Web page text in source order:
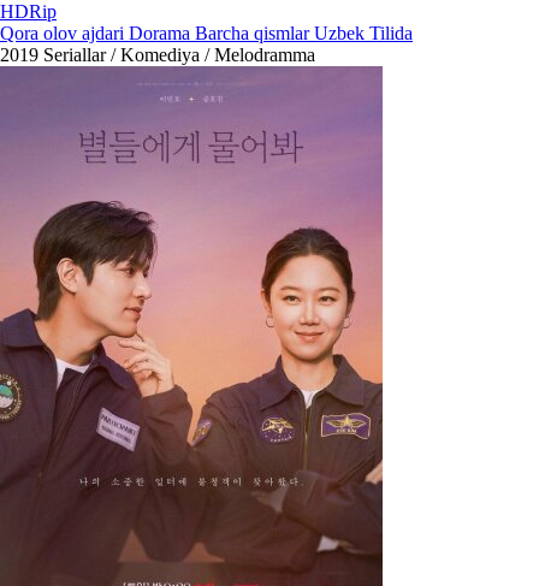
HDRip
Qora olov ajdari Dorama Barcha qismlar Uzbek Tilida
2019 Seriallar / Komediya / Melodramma